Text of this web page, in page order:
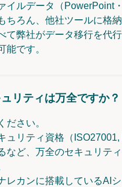
イルデータ（PowerPoint
ちろん、他社ツールに格
て弊社がデータ移行を代
能です。
リティは万全ですか？
ださい。
ュリティ資格（
など、万全のセキュリテ
レカンに搭載しているAI